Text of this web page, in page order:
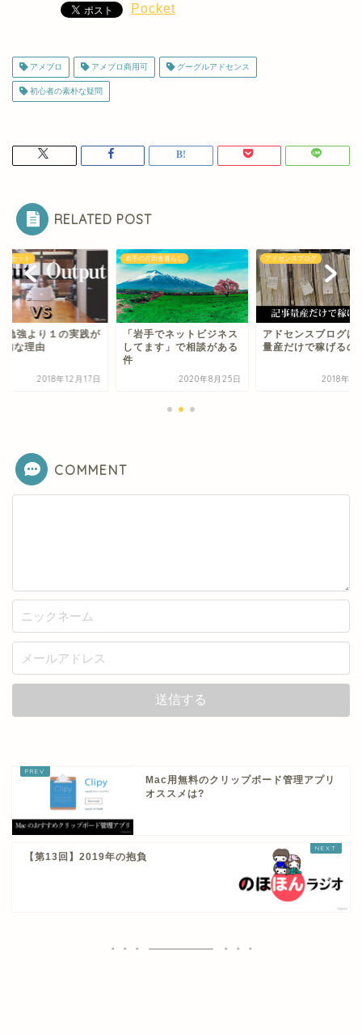
Pocket
アメブロ アメブロ商用可 グーグルアドセンス
初心者の素朴な疑問
RELATED POST
ドセット
勉強より１の実践が
的な理由
2018年12月17日
岩手の片田舎暮らし
「岩手でネットビジネス
してます」で相談がある
件
2020年8月25日
アドセンスブログ
アドセンスブログは
量産だけで稼げるの
2018年7
COMMENT
Mac用無料のクリップボード管理アプリ
オススメは?
【第13回】2019年の抱負